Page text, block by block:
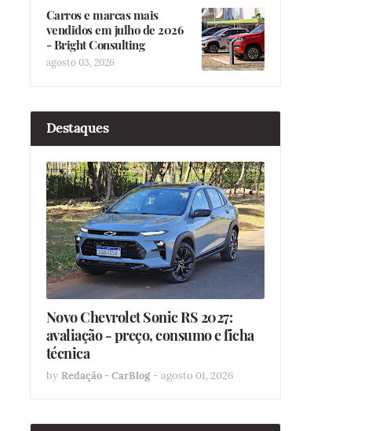
Carros e marcas mais
vendidos em julho de 2026
- Bright Consulting
agosto 03, 2026
Destaques
Novo Chevrolet Sonic RS 2027:
avaliação - preço, consumo e ficha
técnica
by Redação - CarBlog - agosto 01, 2026